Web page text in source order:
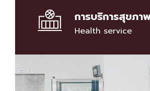
การบริการสุขภา
็Health service